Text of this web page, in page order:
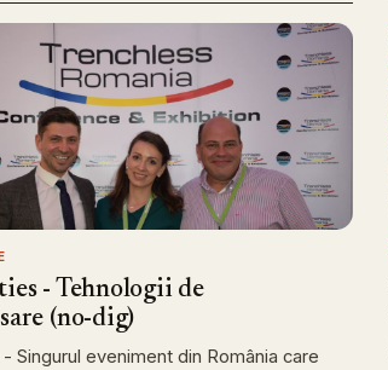
- Tehnologii de
(no-dig)
Singurul eveniment din România care